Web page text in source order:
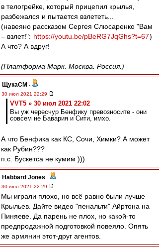
в телогрейке, который прицепил крылья,
разбежался и пытается взлететь...
(навеяно рассказом Сергея Слюсаренко "Вам
– взлет!": https://youtu.be/pBeRG7JqGhs?t=67)
А что? А вдруг!
(Платформа Марк. Москва. Россия.)
ЩукаСМ -
30 июл 2021 22:29
VVT5 » 30 июл 2021 22:02
Вы уж чересчур Бенфику превозносите - они
совсем не Бавария и Сити, имхо.
А что Бенфика как КС, Сочи, Химки? А может
как Рубин???
п.с. Бускетса не кумим )))
Habbard Jones -
30 июл 2021 22:29
Мы играли плохо, но всё равно были лучше
Крыльев. Дайте видео "пенальти" Айртона на
Пиняеве. Да парень не плох, но какой-то
предпродажной подготовкой повеяло. Опять
же армянин этот-друг агентов.